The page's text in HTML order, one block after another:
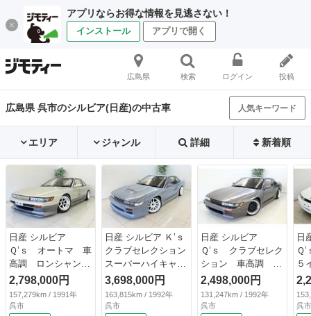
アプリならお得な情報を見逃さない！
インストール アプリで開く
広島県 検索 ログイン 投稿
広島県 呉市のシルビア(日産)の中古車 人気キーワード
エリア ジャンル 詳細 新着順
日産 シルビア
Ｑ’ｓ オートマ 車
高調 ロンシャン１
５インチホイール
フルエアロ 純正ウ
イング ＥＴＣ 社
2,798,000円
157,279km / 1991年
呉市
日産 シルビア Ｋ’ｓ
クラブセレクション
スーパーハイキャス
Ｐ ＷＯＲＫ１８イ
ンチアルミ フルエ
アロ 車高調 ５
3,698,000円
163,815km / 1992年
呉市
日産 シルビア
Ｑ’ｓ クラブセレク
ション 車高調 社
外１７インチアル
ミ フルエアロ 社
外ステアリング オ
2,498,000円
131,247km / 1992年
呉市
日
Ｑ
５
外
検
呉市